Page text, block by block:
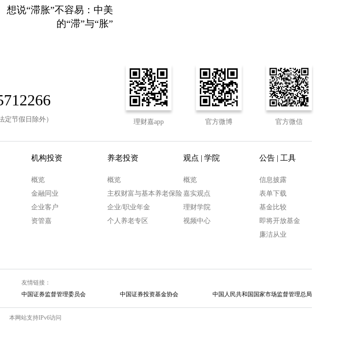
想说“滞胀”不容易：中美
的“滞”与“胀”
理财嘉app 官方微博 官方微信
定节假日除外）
机构投资
概览
金融同业
企业客户
资管嘉
养老投资
概览
主权财富与基本养老保险
企业/职业年金
个人养老专区
观点 | 学院
概览
嘉实观点
理财学院
视频中心
公告 | 工具
信息披露
表单下载
基金比较
即将开放基金
廉洁从业
友情链接：
中国证券监督管理委员会
中国证券投资基金协会 中国人民共和国国家市场监督管理总局
本网站支持IPv6访问